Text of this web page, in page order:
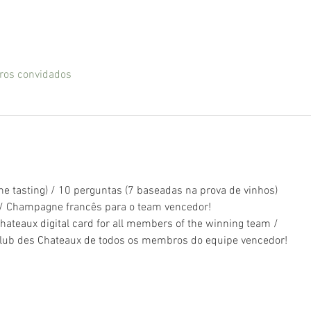
convidados
tasting) / 10 perguntas (7 baseadas na prova de vinhos)
francês para o team vencedor!
digital card for all members of the winning team /
des Chateaux de todos os membros do equipe vencedor!